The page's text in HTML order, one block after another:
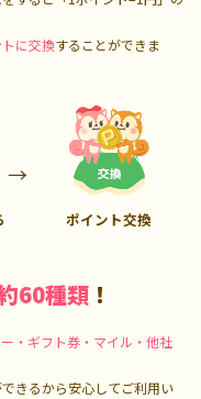
に交換することができま
ポイント交換
60種類 ！
・ギフト券・マイル・他社
きるから安心してご利用い